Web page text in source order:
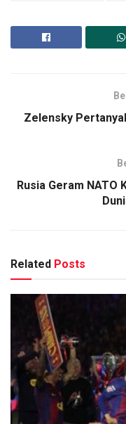
Zelensky
Rusia Geram NATO
Related Posts